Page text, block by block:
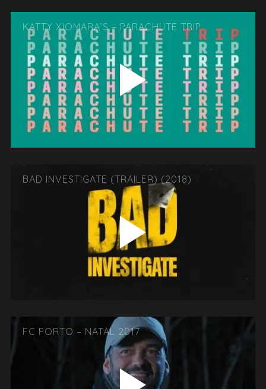
KATTY XIOMARA’S – PARACHUTE TRIP
BAD INVESTIGATE (TRAILER) (2018)
FC PORTO – NATAL 2017